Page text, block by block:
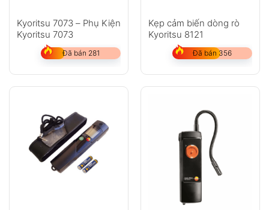
Kyoritsu 7073 – Phụ Kiện
Kyoritsu 7073
Đã bán 281
Kẹp cảm biến dòng rò
Kyoritsu 8121
Đã bán 356